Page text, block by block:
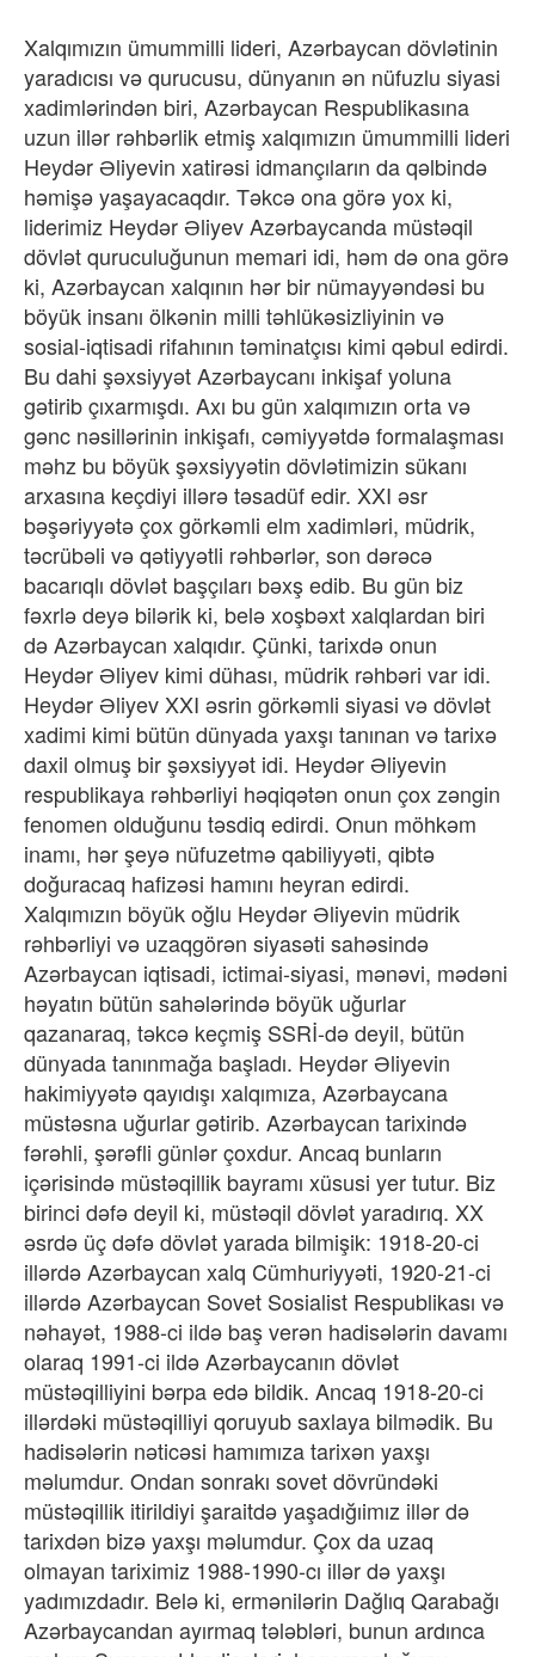
Xalqımızın ümummilli lideri, Azərbaycan dövlətinin
yaradıcısı və qurucusu, dünyanın ən nüfuzlu siyasi
xadimlərindən biri, Azərbaycan Respublikasına
uzun illər rəhbərlik etmiş xalqımızın ümummilli lideri
Heydər Əliyevin xatirəsi idmançıların da qəlbində
həmişə yaşayacaqdır. Təkcə ona görə yox ki,
liderimiz Heydər Əliyev Azərbaycanda müstəqil
dövlət quruculuğunun memari idi, həm də ona görə
ki, Azərbaycan xalqının hər bir nümayyəndəsi bu
böyük insanı ölkənin milli təhlükəsizliyinin və
sosial-iqtisadi rifahının təminatçısı kimi qəbul edirdi.
Bu dahi şəxsiyyət Azərbaycanı inkişaf yoluna
gətirib çıxarmışdı. Axı bu gün xalqımızın orta və
gənc nəsillərinin inkişafı, cəmiyyətdə formalaşması
məhz bu böyük şəxsiyyətin dövlətimizin sükanı
arxasına keçdiyi illərə təsadüf edir. XXI əsr
bəşəriyyətə çox görkəmli elm xadimləri, müdrik,
təcrübəli və qətiyyətli rəhbərlər, son dərəcə
bacarıqlı dövlət başçıları bəxş edib. Bu gün biz
fəxrlə deyə bilərik ki, belə xoşbəxt xalqlardan biri
də Azərbaycan xalqıdır. Çünki, tarixdə onun
Heydər Əliyev kimi dühası, müdrik rəhbəri var idi.
Heydər Əliyev XXI əsrin görkəmli siyasi və dövlət
xadimi kimi bütün dünyada yaxşı tanınan və tarixə
daxil olmuş bir şəxsiyyət idi. Heydər Əliyevin
respublikaya rəhbərliyi həqiqətən onun çox zəngin
fenomen olduğunu təsdiq edirdi. Onun möhkəm
inamı, hər şeyə nüfuzetmə qabiliyyəti, qibtə
doğuracaq hafizəsi hamını heyran edirdi.
Xalqımızın böyük oğlu Heydər Əliyevin müdrik
rəhbərliyi və uzaqgörən siyasəti sahəsində
Azərbaycan iqtisadi, ictimai-siyasi, mənəvi, mədəni
həyatın bütün sahələrində böyük uğurlar
qazanaraq, təkcə keçmiş SSRİ-də deyil, bütün
dünyada tanınmağa başladı. Heydər Əliyevin
hakimiyyətə qayıdışı xalqımıza, Azərbaycana
müstəsna uğurlar gətirib. Azərbaycan tarixində
fərəhli, şərəfli günlər çoxdur. Ancaq bunların
içərisində müstəqillik bayramı xüsusi yer tutur. Biz
birinci dəfə deyil ki, müstəqil dövlət yaradırıq. XX
əsrdə üç dəfə dövlət yarada bilmişik: 1918-20-ci
illərdə Azərbaycan xalq Cümhuriyyəti, 1920-21-ci
illərdə Azərbaycan Sovet Sosialist Respublikası və
nəhayət, 1988-ci ildə baş verən hadisələrin davamı
olaraq 1991-ci ildə Azərbaycanın dövlət
müstəqilliyini bərpa edə bildik. Ancaq 1918-20-ci
illərdəki müstəqilliyi qoruyub saxlaya bilmədik. Bu
hadisələrin nəticəsi hamımıza tarixən yaxşı
məlumdur. Ondan sonrakı sovet dövründəki
müstəqillik itirildiyi şaraitdə yaşadığıimız illər də
tarixdən bizə yaxşı məlumdur. Çox da uzaq
olmayan tariximiz 1988-1990-cı illər də yaxşı
yadımızdadır. Belə ki, ermənilərin Dağlıq Qarabağı
Azərbaycandan ayırmaq tələbləri, bunun ardınca